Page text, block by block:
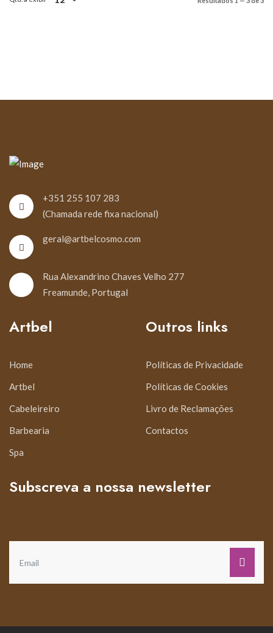
+351 255 107 283
(Chamada rede fixa nacional)
geral@artbelcosmo.com
Rua Alexandrino Chaves Velho 277
Freamunde, Portugal
Artbel
Home
Artbel
Cabeleireiro
Barbearia
Spa
Outros links
Políticas de Privacidade
Políticas de Cookies
Livro de Reclamações
Contactos
Subscreva a nossa newsletter